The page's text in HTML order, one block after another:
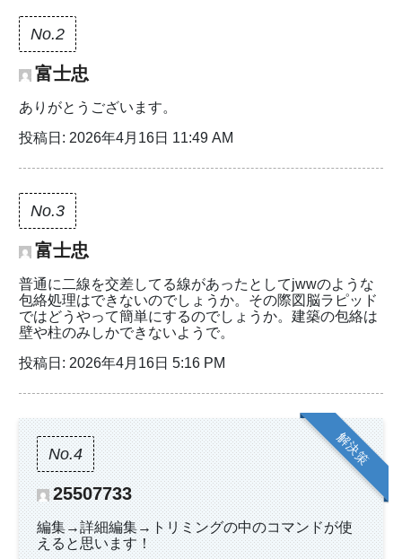
No.2
富士忠
ありがとうございます。
投稿日: 2026年4月16日 11:49 AM
No.3
富士忠
普通に二線を交差してる線があったとしてjwwのような
包絡処理はできないのでしょうか。その際図脳ラピッド
ではどうやって簡単にするのでしょうか。建築の包絡は
壁や柱のみしかできないようで。
投稿日: 2026年4月16日 5:16 PM
No.4
25507733
編集→詳細編集→トリミングの中のコマンドが使
えると思います！
解決策